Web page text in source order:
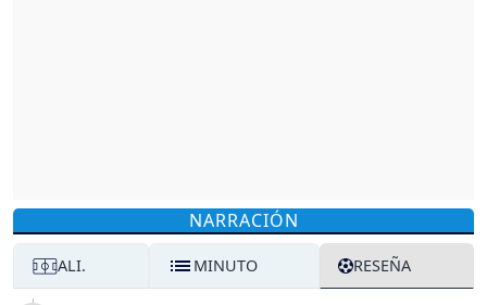
NARRACIÓN
ALI. MINUTO RESEÑA